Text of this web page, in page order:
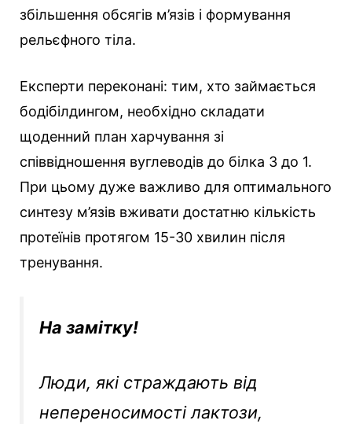
збільшення обсягів м’язів і формування
рельєфного тіла.
Експерти переконані: тим, хто займається
бодібілдингом, необхідно складати
щоденний план харчування зі
співвідношення вуглеводів до білка 3 до 1.
При цьому дуже важливо для оптимального
синтезу м’язів вживати достатню кількість
протеїнів протягом 15-30 хвилин після
тренування.
На замітку!
Люди, які страждають від
непереносимості лактози,